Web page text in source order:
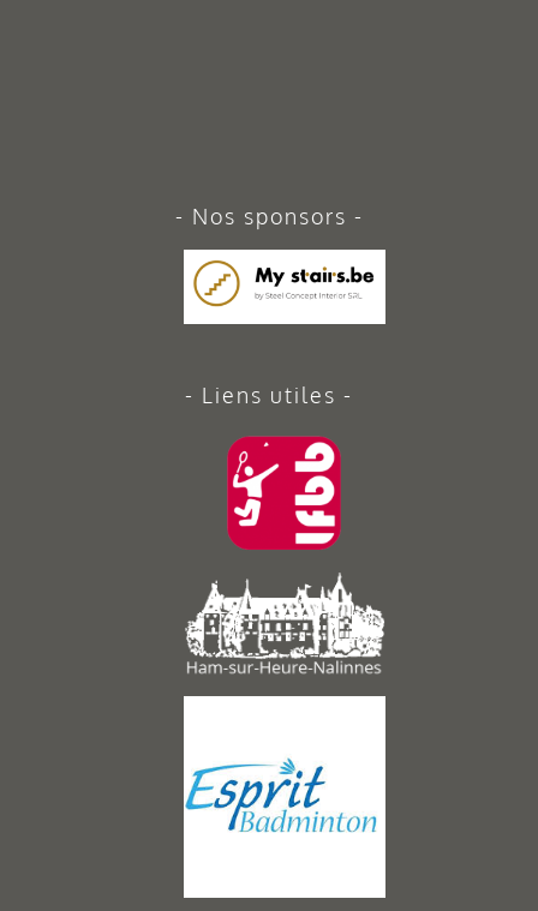
Nos sponsors
Liens utiles